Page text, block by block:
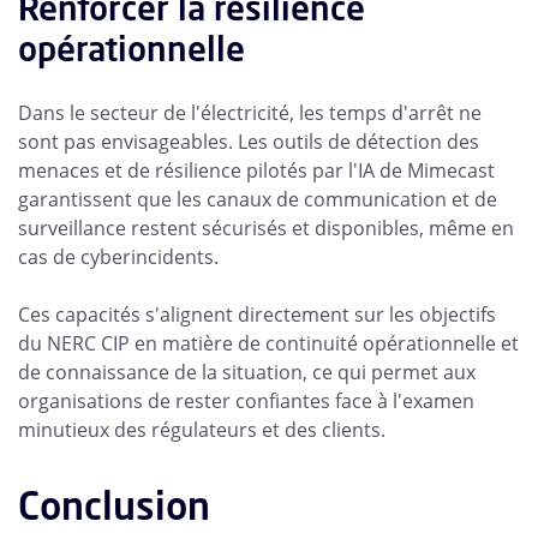
opérationnelle
Dans le secteur de l'électricité, les temps d'arrêt ne
sont pas envisageables. Les outils de détection des
menaces et de résilience pilotés par l'IA de Mimecast
garantissent que les canaux de communication et de
surveillance restent sécurisés et disponibles, même en
cas de cyberincidents.
Ces capacités s'alignent directement sur les objectifs
du NERC CIP en matière de continuité opérationnelle et
de connaissance de la situation, ce qui permet aux
organisations de rester confiantes face à l'examen
minutieux des régulateurs et des clients.
Conclusion